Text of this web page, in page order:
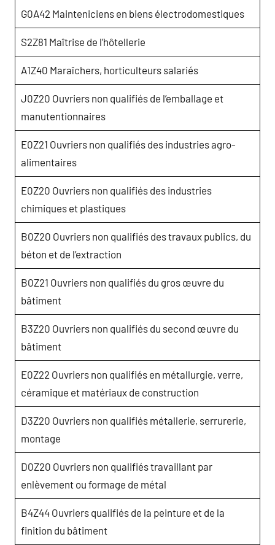
G0A42 Mainteniciens en biens électrodomestiques
S2Z81 Maîtrise de l’hôtellerie
A1Z40 Maraîchers, horticulteurs salariés
J0Z20 Ouvriers non qualifiés de l’emballage et
manutentionnaires
E0Z21 Ouvriers non qualifiés des industries agro-
alimentaires
E0Z20 Ouvriers non qualifiés des industries
chimiques et plastiques
B0Z20 Ouvriers non qualifiés des travaux publics, du
béton et de l’extraction
B0Z21 Ouvriers non qualifiés du gros œuvre du
bâtiment
B3Z20 Ouvriers non qualifiés du second œuvre du
bâtiment
E0Z22 Ouvriers non qualifiés en métallurgie, verre,
céramique et matériaux de construction
D3Z20 Ouvriers non qualifiés métallerie, serrurerie,
montage
D0Z20 Ouvriers non qualifiés travaillant par
enlèvement ou formage de métal
B4Z44 Ouvriers qualifiés de la peinture et de la
finition du bâtiment